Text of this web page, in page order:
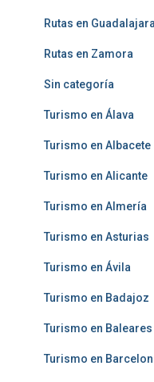
Rutas en Guadalajara
Rutas en Zamora
Sin categoría
Turismo en Álava
Turismo en Albacete
Turismo en Alicante
Turismo en Almería
Turismo en Asturias
Turismo en Ávila
Turismo en Badajoz
Turismo en Baleares
Turismo en